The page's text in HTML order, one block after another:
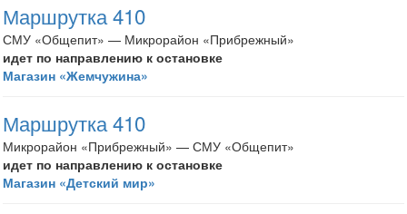
Маршрутка 410
СМУ «Общепит» — Микрорайон «Прибрежный»
идет по направлению к остановке
Магазин «Жемчужина»
Маршрутка 410
Микрорайон «Прибрежный» — СМУ «Общепит»
идет по направлению к остановке
Магазин «Детский мир»